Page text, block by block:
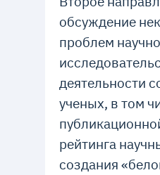
обсуждение
проблем
деятельности
ученых, в том
рейтинга
создания